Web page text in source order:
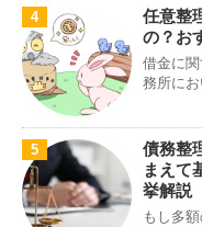
4
任意整
の？お
借金に
務所に
5
債務整
まえて
挙解説
もし多